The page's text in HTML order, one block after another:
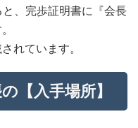
、完歩証明書に『会長
れています。
【入手場所】